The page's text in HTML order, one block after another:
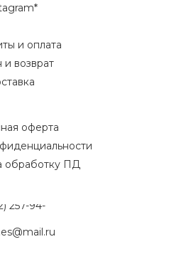
возврат
и оплата
обработку ПД
оферта
257-94-